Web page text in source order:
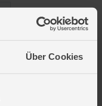
Über Cookies